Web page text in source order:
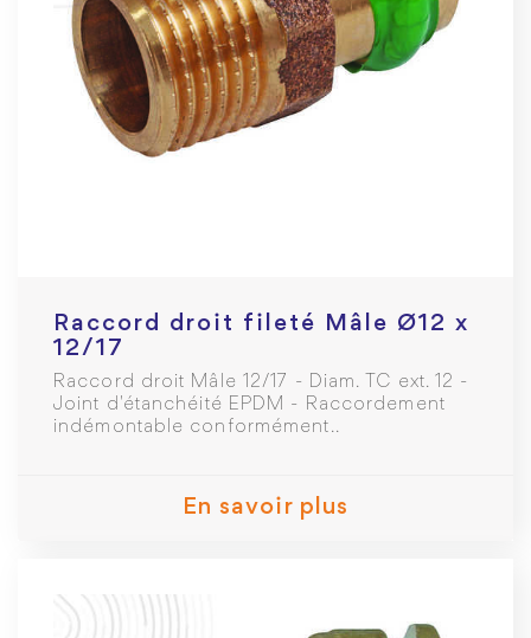
Raccord droit fileté Mâle Ø12 x
12/17
Raccord droit Mâle 12/17 - Diam. TC ext. 12 -
Joint d'étanchéité EPDM - Raccordement
indémontable conformément..
En savoir plus